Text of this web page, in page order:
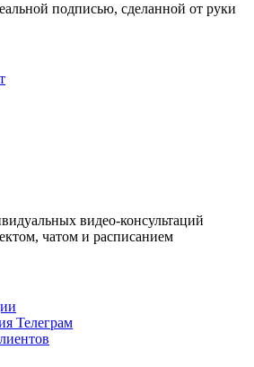
подписью, сделанной от руки
видео-консультаций
чатом и расписанием
Телеграм